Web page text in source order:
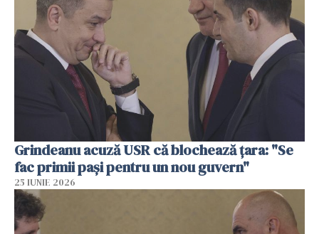
Grindeanu acuză USR că blochează țara: "Se
fac primii pași pentru un nou guvern"
25 IUNIE 2026